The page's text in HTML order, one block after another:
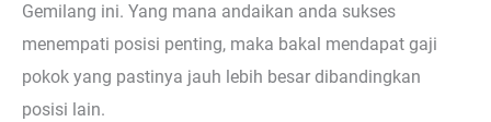
Gemilang ini. Yang mana andaikan anda sukses
menempati posisi penting, maka bakal mendapat gaji
pokok yang pastinya jauh lebih besar dibandingkan
posisi lain.